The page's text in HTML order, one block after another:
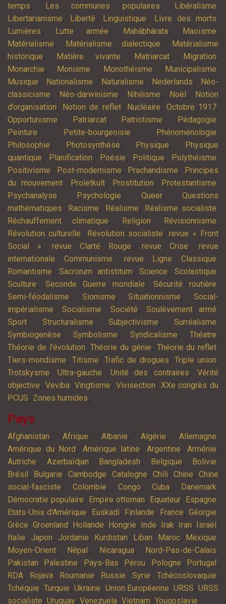
temps, Les communes populaires, Libéralisme,
Libertarianisme, Liberté, Linguistique, Livre des morts,
Lumières, Lutte armée, Mahâbhârata, Maoïsme,
Matérialisme, Matérialisme dialectique,
Matérialisme
historique, Matière vivante, Matriarcat, Migration,
Monarchie, Monisme, Monothéisme, Municipalisme,
Musique, Nationalisme, Naturalisme, Nederlands,
Néo-
classicisme, Néo-darwinisme, Nihilisme, Noël ,
Notion
d’organisation, Notion de reflet, Nucléaire, Octobre 1917,
Opportunisme, Patriarcat, Patriotisme, Pédagogie,
Peinture, Petite-bourgeoisie, Phénoménologie,
Philosophie, Photosynthèse, Physique,
Physique
quantique, Planification, Poésie, Politique, Polythéisme,
Positivisme, Post-modernisme, Prachandisme,
Principes
du mouvement, Proletkult, Prostitution, Protestantisme,
Psychanalyse, Psychologie, Queer,Questions
mathématiques, Racisme, Réalisme, Réalisme socialiste,
Réchauffement climatique, Religion, Révisionnisme,
Révolution culturelle, Révolution socialiste,revue « Front
Social », revue Clarté Rouge, revue Crise, revue
internationale Communisme, revue Ligne Classique,
Romantisme,Sacrorum antistitum, Science, Scolastique,
Sculture, Seconde Guerre mondiale,Sécurité routière,
Semi-féodalisme, Sionisme,Situationnisme,Social-
impérialisme,Socialisme, Société, Soulèvement armé,
Sport, Structuralisme,Subjectivisme,Surréalisme,
Symbiogenèse,Symbolisme, Syndicalisme,Théatre,
Théorie de l'évolution,Théorie du génie, Théorie du reflet,
Tiers-mondisme, Titisme,Trafic de drogues,Triple union,
Trotskysme,Ultra-gauche, Unité des contraires,Vérité
objective, Veviba,Vingtisme,Vivisection, XXe congrès du
PCUS, Zones humides,
Pays
Afghanistan, Afrique, Albanie, Algérie, Allemagne,
Amérique du Nord , Amérique latine, Argentine, Arménie,
Autriche, Azerbaïdjan, Bangladesh, Belgique, Bolivie,
Brésil , Bulgarie, Cambodge, Catalogne, Chili, Chine, Chine
social-fasciste, Colombie, Congo,Cuba, Danemark,
Démocratie populaire, Empire ottoman, Equateur, Espagne,
Etats-Unis d'Amérique, Euskadi, Finlande, France,Géorgie,
Grèce, Groenland , Hollande, Hongrie, Inde, Irak, Iran, Israël ,
Italie, Japon, Jordanie, Kurdistan, Liban, Maroc, Mexique,
Moyen-Orient, Népal , Nicaragua, Nord-Pas-de-Calais,
Pakistan, Palestine, Pays-Bas, Pérou, Pologne, Portugal ,
RDA, Rojava, Roumanie, Russie, Syrie, Tchécoslovaquie,
Tchéquie,Turquie,Ukraine, Union Européenne, URSS,URSS
socialiste, Uruguay, Venezuela, Vietnam, Yougoslavie,